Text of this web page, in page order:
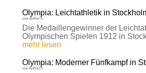
Olympia: Leichtathletik in
von AnHe75
Die Medaillengewinner der
Olympischen Spielen 1912 in
mehr lesen
Olympia: Moderner Fünfkampf in
von AnHe75